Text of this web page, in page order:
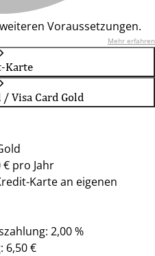
Voraussetzungen.
Mehr erfahren
Karte
Visa Card Gold
pro Jahr
Karte an eigenen
2,00 %
6,50 €